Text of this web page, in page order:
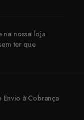
na nossa loja
ter que
Envio à Cobrança